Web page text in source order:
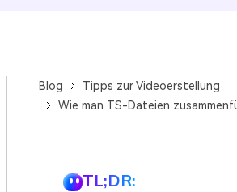
Blog
Tipps zur Videoerstellung
Wie man TS-Dateien
TL;DR: